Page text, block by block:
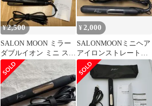
¥2,500
SALON MOON ミラー
ダブルイオン ミニ スト
レートヘアアイロン
¥ 2,000
SALONMOONミニヘア
アイロンストレート
20mm(ポーチ付き)＆箱
説明書付き